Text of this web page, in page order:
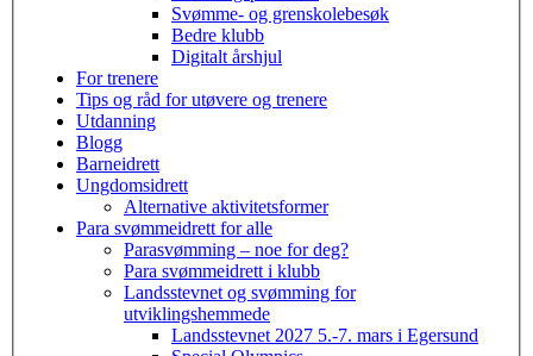
Svømme- og grenskolebesøk
Bedre klubb
Digitalt årshjul
For trenere
Tips og råd for utøvere og trenere
Utdanning
Blogg
Barneidrett
Ungdomsidrett
Alternative aktivitetsformer
Para svømmeidrett for alle
Parasvømming – noe for deg?
Para svømmeidrett i klubb
Landsstevnet og svømming for
utviklingshemmede
Landsstevnet 2027 5.-7. mars i Egersund